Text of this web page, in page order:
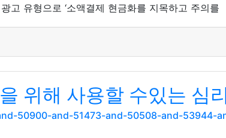
고 유형으로 ‘소액결제 현금화를 지목하고 주의를
위해 사용할 수있는 심
50900-and-51473-and-50508-and-53944-